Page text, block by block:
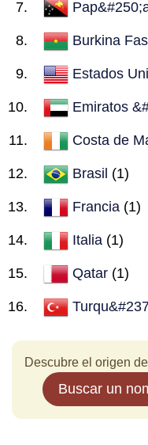
Burkina
Estados
Emiratos
Costa de
Brasil (1)
Francia (1)
Italia (1)
Qatar (1)
Descubre el origen
Buscar un